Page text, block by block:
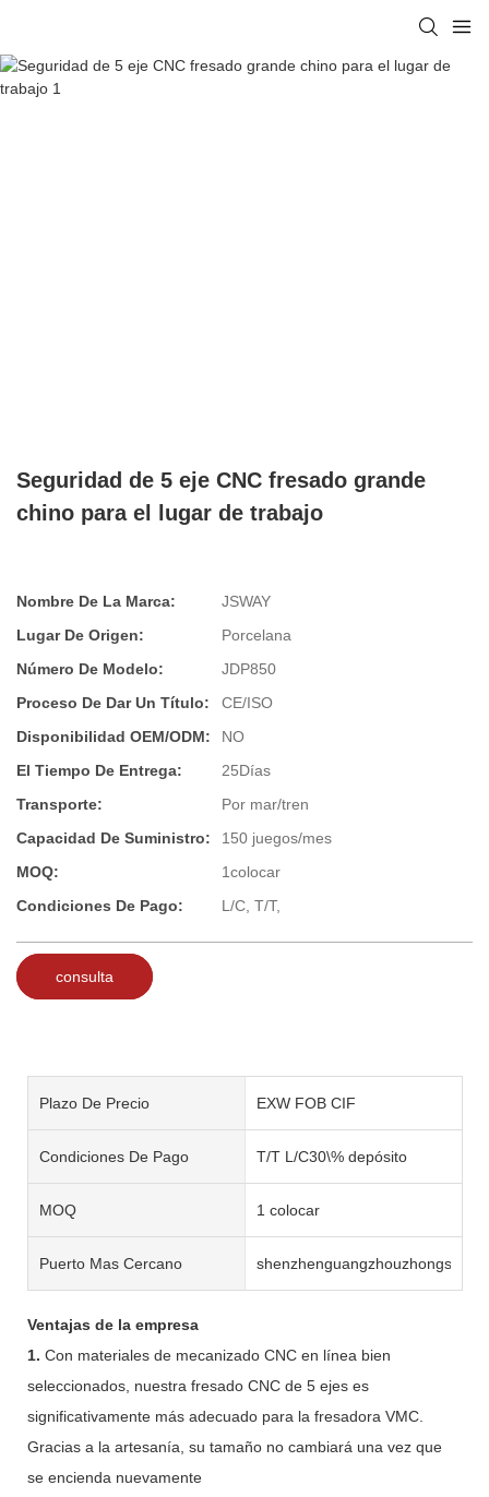
Seguridad de 5 eje CNC fresado grande
chino para el lugar de trabajo
Nombre De La Marca:
JSWAY
Lugar De Origen:
Porcelana
Número De Modelo:
JDP850
Proceso De Dar Un Título:
CE/ISO
Disponibilidad OEM/ODM:
NO
El Tiempo De Entrega:
25Días
Transporte:
Por mar/tren
Capacidad De Suministro:
150 juegos/mes
MOQ:
1colocar
Condiciones De Pago:
L/C, T/T,
consulta
Plazo De Precio EXW FOB CIF
Condiciones De Pago T/T L/C30\% depósito
MOQ 1 colocar
Puerto Mas Cercano shenzhenguangzhouzhongshan
Ventajas de la empresa
1. Con materiales de mecanizado CNC en línea bien
seleccionados, nuestra fresado CNC de 5 ejes es
significativamente más adecuado para la fresadora VMC.
Gracias a la artesanía, su tamaño no cambiará una vez que
se encienda nuevamente